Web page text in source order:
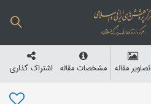
تصاویر مقاله مشخصات مقاله اشتراک گذاری